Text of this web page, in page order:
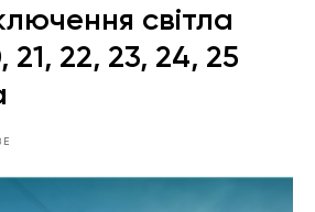
світла
21, 22, 23, 24, 25